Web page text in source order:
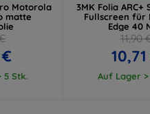
Motorola
matte
€
5 Stk.
3MK Folia ARC+
Fullscreen für
Edge 40
11,90
Auf Lager >